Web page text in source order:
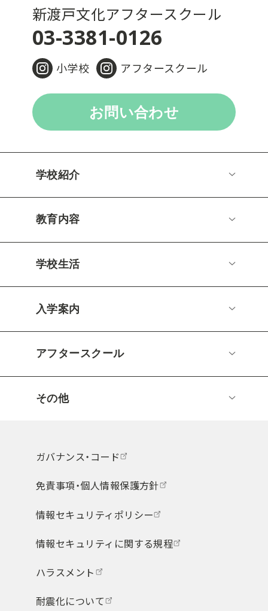
新渡戸文化アフタースクール
03-3381-0126
小学校 アフタースクール
お問い合わせ
学校紹介
教育内容
学校生活
入学案内
アフタースクール
その他
ガバナンス・コード
免責事項・個人情報保護方針
情報セキュリティポリシー
情報セキュリティに関する規程
ハラスメント
耐震化について